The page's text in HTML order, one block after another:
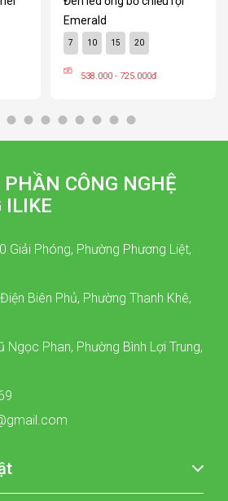
Emerald
7 10 15 20
538.000 - 725.000đ
PHẦN CÔNG NGHỆ
ILIKE
Giải Phóng, Phường Phương Liệt,
Biên Phủ, Phường Thanh Khê,
Ngọc Phan, Phường Bình Lợi Trung,